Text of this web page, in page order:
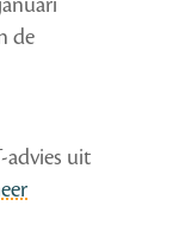
de
advies uit